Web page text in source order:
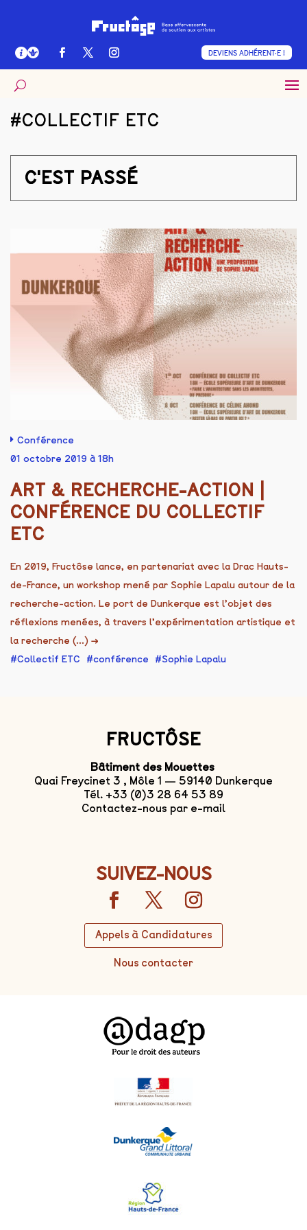
DEVIENS ADHÉRENT·E !
#COLLECTIF ETC
C'EST PASSÉ
Conférence
01 octobre 2019 à 18h
ART & RECHERCHE-ACTION |
CONFÉRENCE DU COLLECTIF
ETC
En 2019, Fructôse lance, en partenariat avec la Drac Hauts-
de-France, un workshop mené par Sophie Lapalu autour de la
recherche-action. Le port de Dunkerque est l’objet des
réflexions menées, à travers l’expérimentation artistique et
la recherche (...) →
Collectif ETC
conférence Sophie Lapalu
FRUCTÔSE
Bâtiment des Mouettes
Quai Freycinet 3 , Môle 1 — 59140 Dunkerque
Tél. +33 (0)3 28 64 53 89
Contactez-nous par e-mail
SUIVEZ-NOUS
Appels à Candidatures
Nous contacter